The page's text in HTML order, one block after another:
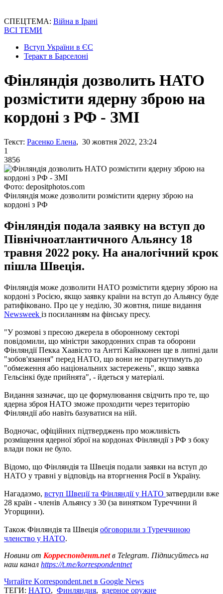
СПЕЦТЕМА: Війна в Ірані
ВСІ ТЕМИ
Вступ України в ЄС
Теракт в Барселоні
Фінляндія дозволить НАТО
розмістити ядерну зброю на
кордоні з РФ - ЗМІ
Текст: Расенко Елена, 30 жовтня 2022, 23:24
1
3856
Фото: depositphotos.com
Фінляндія може дозволити розмістити ядерну зброю на
кордоні з РФ
Фінляндія подала заявку на вступ до
Північноатлантичного Альянсу 18
травня 2022 року. На аналогічний крок
пішла Швеція.
Фінляндія може дозволити НАТО розмістити ядерну зброю на
кордоні з Росією, якщо заявку країни на вступ до Альянсу буде
ратифіковано. Про це у неділю, 30 жовтня, пише видання
Newsweek із посиланням на фінську пресу.
"У розмові з пресою джерела в оборонному секторі
повідомили, що міністри закордонних справ та оборони
Фінляндії Пекка Хаавісто та Антті Кайкконен ще в липні дали
"зобов'язання" перед НАТО, що вони не прагнутимуть до
"обмеження або національних застережень", якщо заявка
Гельсінкі буде прийнята", - йдеться у матеріалі.
Видання зазначає, що це формулювання свідчить про те, що
ядерна зброя НАТО зможе проходити через територію
Фінляндії або навіть базуватися на ній.
Водночас, офіційних підтверджень про можливість
розміщення ядерної зброї на кордонах Фінляндії з РФ з боку
влади поки не було.
Відомо, що Фінляндія та Швеція подали заявки на вступ до
НАТО у травні у відповідь на вторгнення Росії в Україну.
Нагадаэмо, вступ Швеції та Фінляндії у НАТО затвердили вже
28 країн - членів Альянсу з 30 (за винятком Туреччини й
Угорщини).
Також Фінляндія та Швеція обговорили з Туреччиною
членство у НАТО.
Новини от Корреспондент.netв Telegram. Підписуйтесь на
наш канал https://t.me/korrespondentnet
Читайте Korrespondent.net в Google News
ТЕГИ: НАТО, Финляндия, ядерное оружие